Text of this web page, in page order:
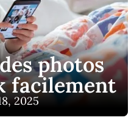
photos
facilement
2025